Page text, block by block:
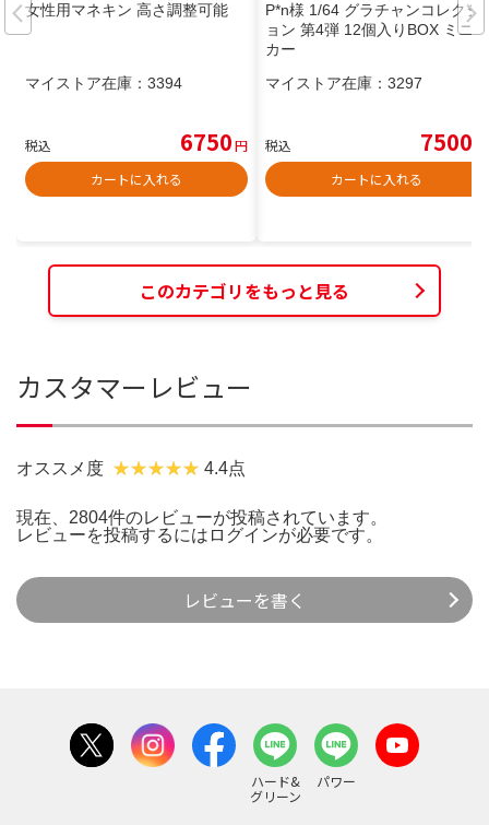
女性用マネキン 高さ調整可能
マイストア在庫： 3394
税込 6750円
カートに入れる
P*n様 1/64 グラチャンコレクシ
ョン 第4弾 12個入りBOX ミニ
カー
マイストア在庫： 3297
税込 7500
カートに入れる
このカテゴリをもっと見る
カスタマーレビュー
オススメ度 4.4点
現在、2804件のレビューが投稿されています。
レビューを投稿するには ログインが必要です。
レビューを書く
ハード&
グリーン
パワー